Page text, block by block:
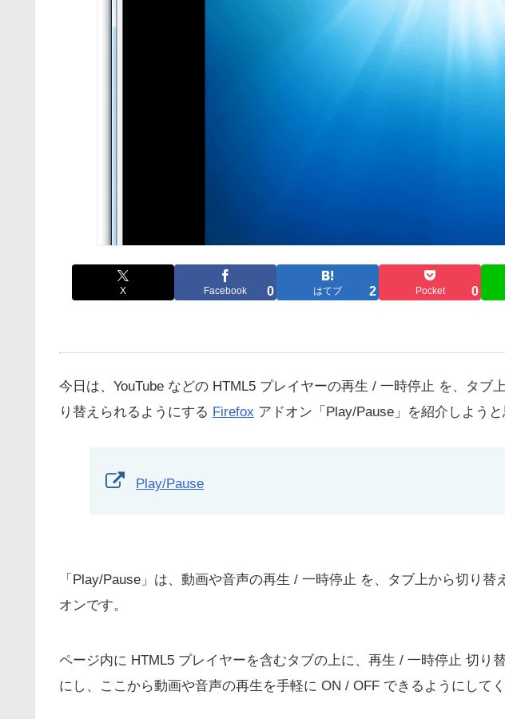
X Facebook 0 はてブ 2 Pocket 0
今日は、YouTube などの HTML5 プレイヤーの再生 / 一時停止 を、タブ
り替えられるようにする Firefox アドオン「Play/Pause」を紹介しようと
Play/Pause
「Play/Pause」は、動画や音声の再生 / 一時停止 を、タブ上から切り替
オンです。
ページ内に HTML5 プレイヤーを含むタブの上に、再生 / 一時停止 切り
にし、ここから動画や音声の再生を手軽に ON / OFF できるようにしてく